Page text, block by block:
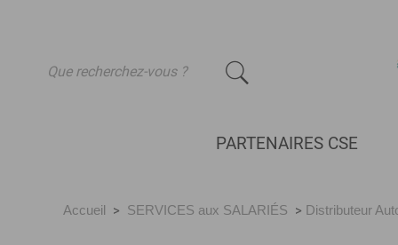
PARTENAIRES CSE
Accueil > SERVICES aux SALARIÉS > Distributeur